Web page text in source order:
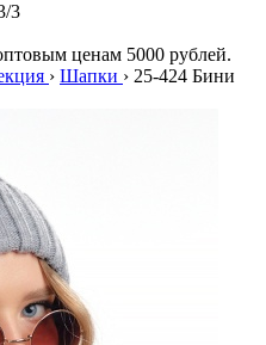
3
ценам 5000 рублей.
› Шапки › 25-424 Бини